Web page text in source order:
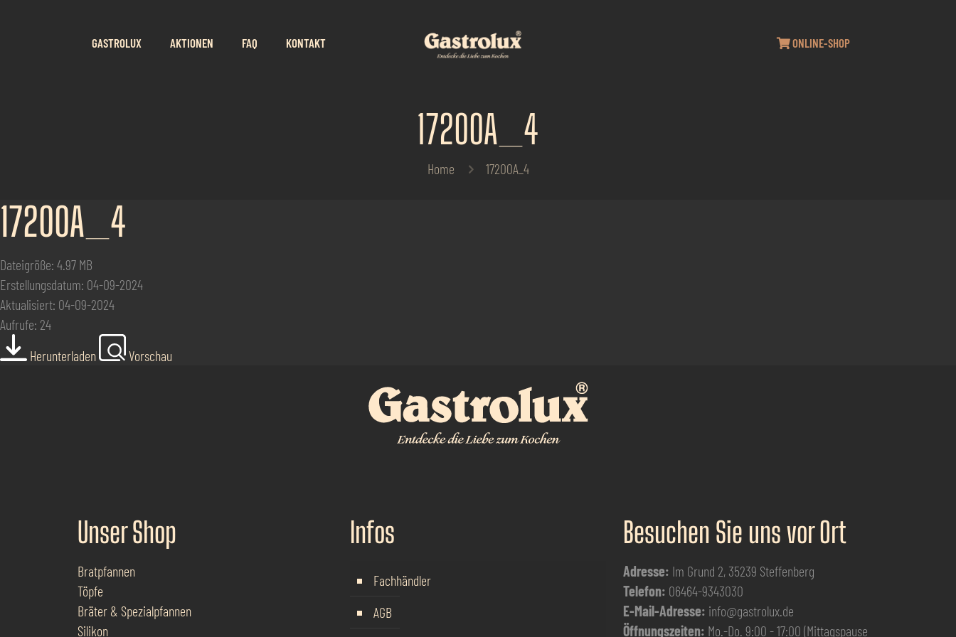
GASTROLUX AKTIONEN FAQ KONTAKT ONLINE-SHOP
17200A_4
Home 17200A_4
17200A_4
Dateigröße: 4.97 MB
Erstellungsdatum: 04-09-2024
Aktualisiert: 04-09-2024
Aufrufe: 24
Herunterladen
Vorschau
Unser Shop
Bratpfannen
Töpfe
Bräter & Spezialpfannen
Silikon
Infos
Fachhändler
AGB
Besuchen Sie uns vor Ort
Adresse: Im Grund 2, 35239 Steffenberg
Telefon: 06464-9343030
E-Mail-Adresse: info@gastrolux.de
Öffnungszeiten: Mo.-Do. 9:00 - 17:00 (Mittagspause